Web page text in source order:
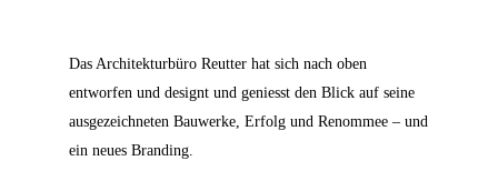
Das Architekturbüro Reutter hat sich nach oben
entworfen und designt und geniesst den Blick auf seine
ausgezeichneten Bauwerke, Erfolg und Renommee – und
ein neues Branding.